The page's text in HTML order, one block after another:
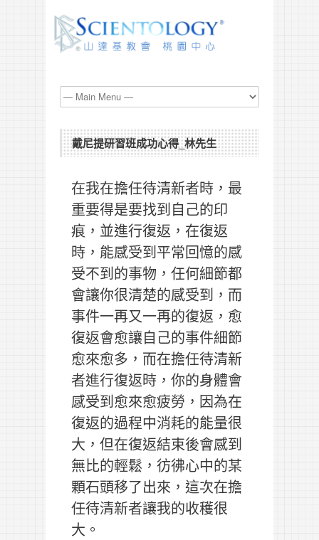
戴尼提研習班成功心得_林先生
在我在擔任待清新者時，最
重要得是要找到自己的印
痕，並進行復返，在復返
時，能感受到平常回憶的感
受不到的事物，任何細節都
會讓你很清楚的感受到，而
事件一再又一再的復返，愈
復返會愈讓自己的事件細節
愈來愈多，而在擔任待清新
者進行復返時，你的身體會
感受到愈來愈疲勞，因為在
復返的過程中消耗的能量很
大，但在復返結束後會感到
無比的輕鬆，彷彿心中的某
顆石頭移了出來，這次在擔
任待清新者讓我的收穫很
大。